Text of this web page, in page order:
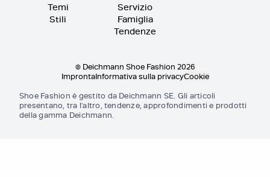
Temi
Stili
Servizio
Famiglia
Tendenze
© Deichmann Shoe Fashion 2026
ImprontaInformativa sulla privacyCookie
Shoe Fashion è gestito da Deichmann SE. Gli articoli
presentano, tra l'altro, tendenze, approfondimenti e prodotti
della gamma Deichmann.